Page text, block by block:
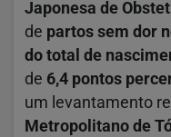
Japonesa de
de partos sem dor
do total de
de 6,4 pontos
um levantamento
Metropolitano de